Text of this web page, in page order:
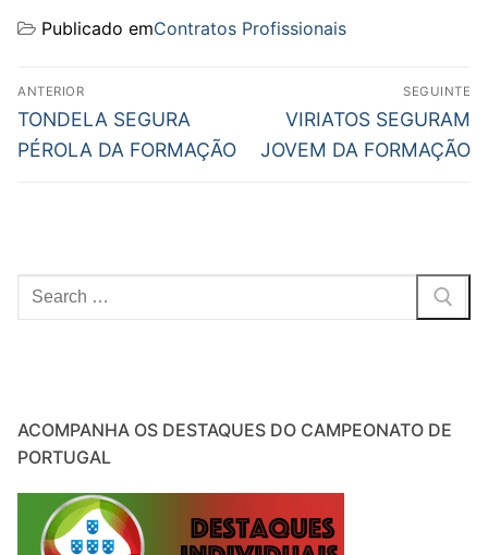
Publicado emContratos Profissionais
Navegação
de
artigos
ANTERIOR
Previous
post:
TONDELA SEGURA
PÉROLA DA FORMAÇÃO
SEGUINTE
Next
post:
VIRIATOS SEGURAM
JOVEM DA FORMAÇÃO
Pesquisar
por:
ACOMPANHA OS DESTAQUES DO CAMPEONATO DE
PORTUGAL